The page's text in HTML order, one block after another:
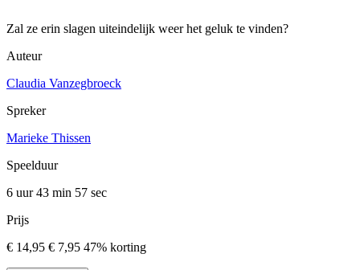
Zal ze erin slagen uiteindelijk weer het geluk te vinden?
Auteur
Claudia Vanzegbroeck
Spreker
Marieke Thissen
Speelduur
6 uur 43 min 57 sec
Prijs
€ 14,95 € 7,95 47% korting